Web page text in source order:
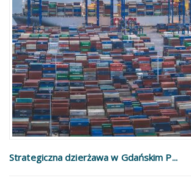
Strategiczna dzierżawa w Gdańskim P...